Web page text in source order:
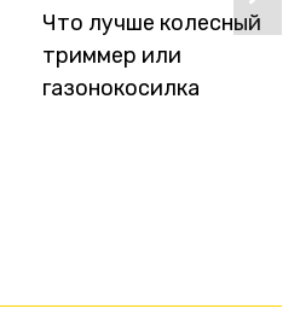
Что лучше колесный
триммер или
газонокосилка